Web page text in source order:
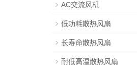
AC交流风机
低功耗散热风扇
长寿命散热风扇
耐低高温散热风扇